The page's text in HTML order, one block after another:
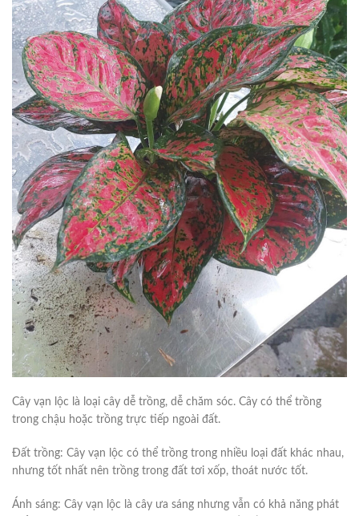
Cây vạn lộc là loại cây dễ trồng, dễ chăm sóc. Cây có thể trồng
trong chậu hoặc trồng trực tiếp ngoài đất.
Đất trồng: Cây vạn lộc có thể trồng trong nhiều loại đất khác nhau,
nhưng tốt nhất nên trồng trong đất tơi xốp, thoát nước tốt.
Ánh sáng: Cây vạn lộc là cây ưa sáng nhưng vẫn có khả năng phát